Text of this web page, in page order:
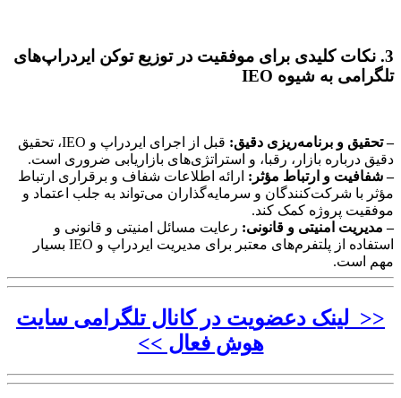
3. نکات کلیدی برای موفقیت در توزیع توکن ایردراپ‌های
تلگرامی به شیوه IEO
– تحقیق و برنامه‌ریزی دقیق:
قبل از اجرای ایردراپ و IEO، تحقیق
دقیق درباره بازار، رقبا، و استراتژی‌های بازاریابی ضروری است.
– شفافیت و ارتباط مؤثر: ارائه اطلاعات شفاف و برقراری ارتباط
مؤثر با شرکت‌کنندگان و سرمایه‌گذاران می‌تواند به جلب اعتماد و
موفقیت پروژه کمک کند.
– مدیریت امنیتی و قانونی: رعایت مسائل امنیتی و قانونی و
استفاده از پلتفرم‌های معتبر برای مدیریت ایردراپ و IEO بسیار
مهم است.
<< لینک دعضویت در کانال تلگرامی سایت
هوش فعال >>